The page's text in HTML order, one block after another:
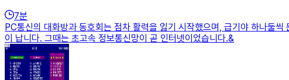
7분
PC통신의 대화방과 동호회는 점차 활력을 잃기 시작했으며, 급기야 하나둘
이 납니다. 그때는 초고속 정보통신망이 곧 인터넷이었습니다.&